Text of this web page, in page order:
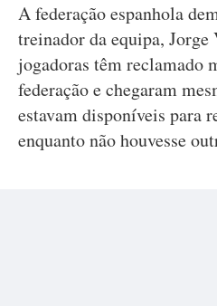
A federação espanhola
treinador da equipa, Jorge
jogadoras têm reclamado
federação e chegaram
estavam disponíveis para
enquanto não houvesse